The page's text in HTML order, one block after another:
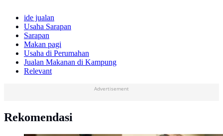
ide jualan
Usaha Sarapan
Sarapan
Makan pagi
Usaha di Perumahan
Jualan Makanan di Kampung
Relevant
Advertisement
Rekomendasi